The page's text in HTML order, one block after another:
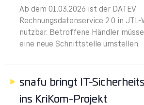
Ab dem 01.03.2026 ist der DATEV
Rechnungsdatenservice 2.0 in
nutzbar. Betroffene Händler
eine neue Schnittstelle umstellen.
snafu bringt IT-
ins KriKom-Projekt